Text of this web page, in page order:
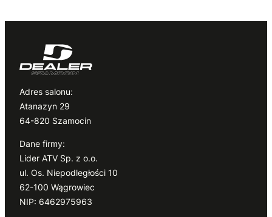
Adres salonu:
Atanazyn 29
64-820 Szamocin
Dane firmy:
Lider ATV Sp. z o.o.
ul. Os. Niepodległości 10
62-100 Wągrowiec
NIP: 6462975963